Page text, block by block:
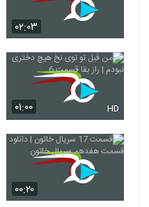
۰۲:۰۳
۰۱:۰۰ HD
۰۰:۲۰